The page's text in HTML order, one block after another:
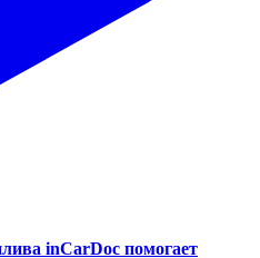
inCarDoc помогает